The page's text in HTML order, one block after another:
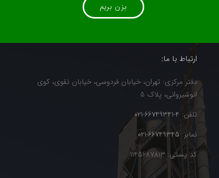
بزن بریم
ارتباط با ما:
دفتر مرکزی: تهران، خیابان فردوسی، خیابان تقوی، کوی
انوشیروانی، پلاک 5
تلفن: 4-66749341-021
نمابر:66749345-021
کد پستی: 1145687813